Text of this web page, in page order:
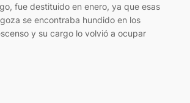
fue destituido en enero, ya que esas
se encontraba hundido en los
y su cargo lo volvió a ocupar